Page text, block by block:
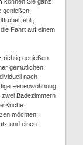
fehlt,
Fahrt auf einem
richtig genießen
gemütlichen
nach
Ferienwohnung
Badezimmern
Küche.
möchten,
und einen